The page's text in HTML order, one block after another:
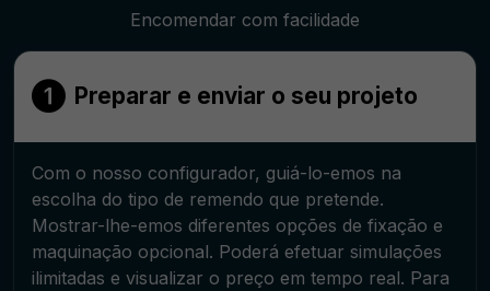
Encomendar com facilidade
Preparar e enviar o seu projeto
Com o nosso configurador, guiá-lo-emos na
escolha do tipo de remendo que pretende.
Mostrar-lhe-emos diferentes opções de fixação e
maquinação opcional. Poderá efetuar simulações
ilimitadas e visualizar o preço em tempo real. Para